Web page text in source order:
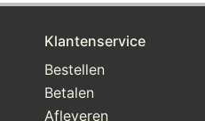
Klantenservice
Bestellen
Betalen
Afleveren